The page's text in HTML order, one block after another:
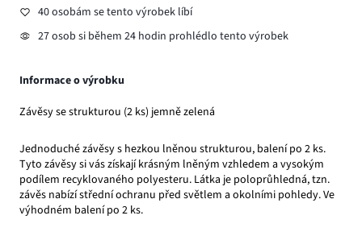
40 osobám se tento výrobek líbí
27 osob si během 24 hodin prohlédlo tento výrobek
Informace o výrobku
Závěsy se strukturou (2 ks) jemně zelená
Jednoduché závěsy s hezkou lněnou strukturou, balení po 2 ks.
Tyto závěsy si vás získají krásným lněným vzhledem a vysokým
podílem recyklovaného polyesteru. Látka je poloprůhledná, tzn.
závěs nabízí střední ochranu před světlem a okolními pohledy. Ve
výhodném balení po 2 ks.